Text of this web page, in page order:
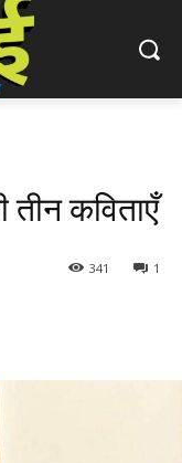
तीन कविताएँ
1
341